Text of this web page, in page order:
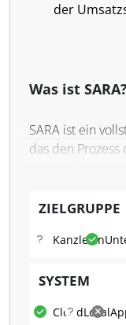
der
Was ist SARA?
SARA ist ein
das den
die
abgebildet, was
reduziert
ZIELGRUPPE
Kanzleien
SYSTEM
CloudLokal